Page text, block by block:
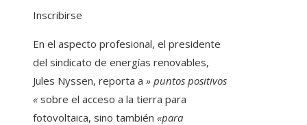
Inscribirse
En el aspecto profesional, el presidente
del sindicato de energías renovables,
Jules Nyssen, reporta a » puntos positivos
« sobre el acceso a la tierra para
fotovoltaica, sino también «para